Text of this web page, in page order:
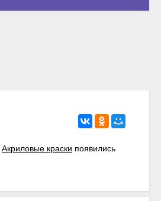
Акриловые краски появились